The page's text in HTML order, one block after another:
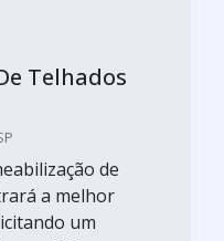
Telhados
de
a melhor
um